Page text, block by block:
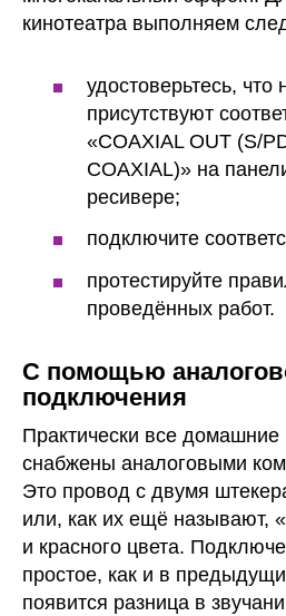
кинотеатра выполняем
удостоверьтесь, что
присутствуют
«COAXIAL OUT (S/
COAXIAL)» на
ресивере;
подключите
протестируйте
проведённых работ.
С помощью
подключения
Практически все домашние
снабжены аналоговыми
Это провод с двумя
или, как их ещё называют,
и красного цвета.
простое, как и в
появится разница в